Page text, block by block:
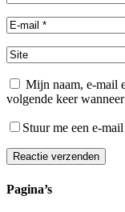
Mijn naam, e-mail
volgende keer
Stuur me een e-
Reactie verzenden
Alternative:
Pagina’s